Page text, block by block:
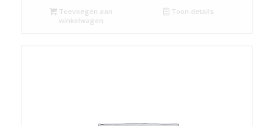
Toevoegen aan
winkelwagen
Toon details